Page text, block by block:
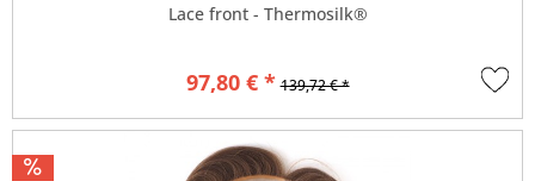
Lace front - Thermosilk®
97,80 € * 139,72 € *